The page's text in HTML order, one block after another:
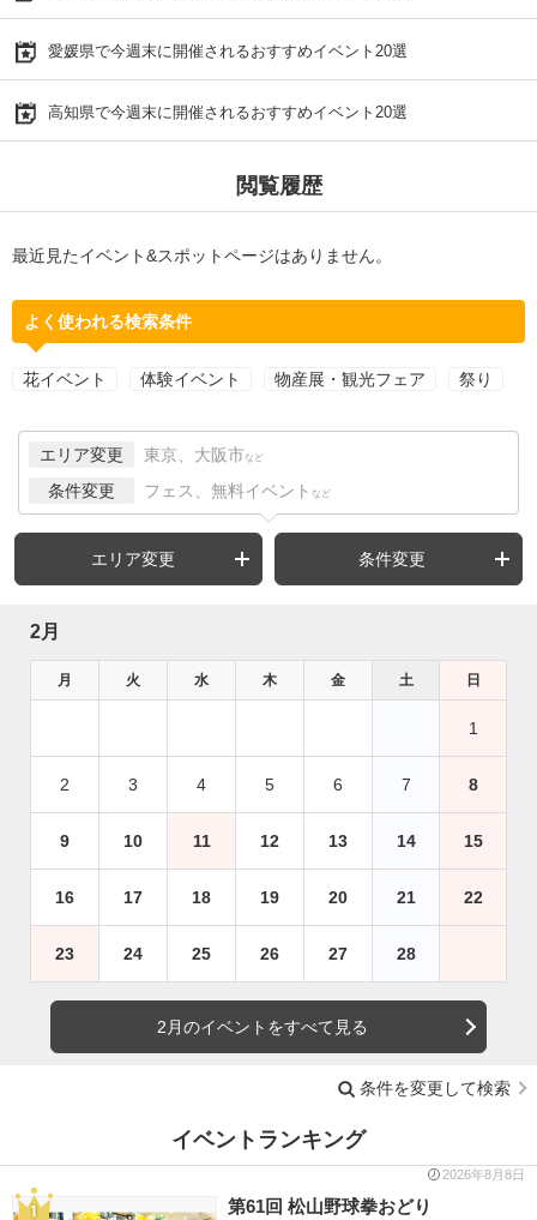
愛媛県で今週末に開催されるおすすめイベント20選
高知県で今週末に開催されるおすすめイベント20選
閲覧履歴
最近見たイベント&スポットページはありません。
よく使われる検索条件
花イベント 体験イベント 物産展・観光フェア 祭り
エリア変更 東京、大阪市 など
条件変更 フェス、無料イベント など
エリア変更 条件変更
2月
月 火 水 木 金 土 日
1
2 3 4 5 6 7 8
9 10 11 12 13 14 15
16 17 18 19 20 21 22
23 24 25 26 27 28
2月のイベントをすべて見る
条件を変更して検索
イベントランキング
2026年8月8日
第61回 松山野球拳おどり